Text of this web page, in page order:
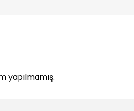
yapılmamış.